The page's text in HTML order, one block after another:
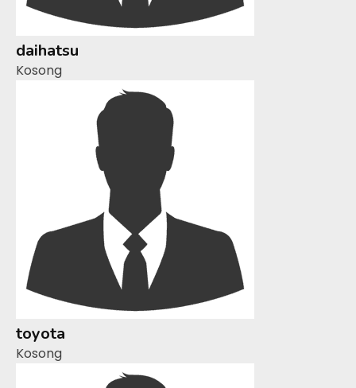
daihatsu
Kosong
toyota
Kosong